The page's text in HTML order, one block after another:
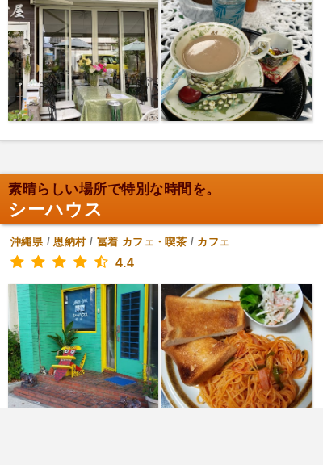
素晴らしい場所で特別な時間を。
シーハウス
沖縄県/恩納村/ 冨着 カフェ・喫茶 / カフェ
4.4